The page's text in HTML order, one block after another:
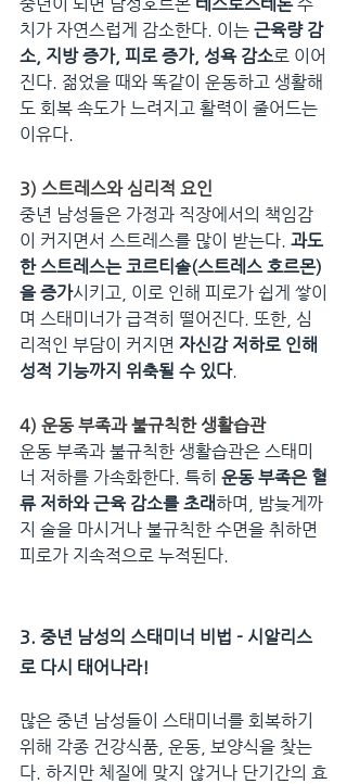
치가 자연스럽게 감소한다. 이는 근육량 감
소, 지방 증가, 피로 증가, 성욕 감소로 이어
진다. 젊었을 때와 똑같이 운동하고 생활해
도 회복 속도가 느려지고 활력이 줄어드는
이유다.
3) 스트레스와 심리적 요인
중년 남성들은 가정과 직장에서의 책임감
이 커지면서 스트레스를 많이 받는다. 과도
한 스트레스는 코르티솔(스트레스 호르몬)
을 증가시키고, 이로 인해 피로가 쉽게 쌓이
며 스태미너가 급격히 떨어진다. 또한, 심
리적인 부담이 커지면 자신감 저하로 인해
성적 기능까지 위축될 수 있다.
4) 운동 부족과 불규칙한 생활습관
운동 부족과 불규칙한 생활습관은 스태미
너 저하를 가속화한다. 특히 운동 부족은 혈
류 저하와 근육 감소를 초래하며, 밤늦게까
지 술을 마시거나 불규칙한 수면을 취하면
피로가 지속적으로 누적된다.
3. 중년 남성의 스태미너 비법 - 시알리스
로 다시 태어나라!
많은 중년 남성들이 스태미너를 회복하기
위해 각종 건강식품, 운동, 보양식을 찾는
다. 하지만 체질에 맞지 않거나 단기간의 효